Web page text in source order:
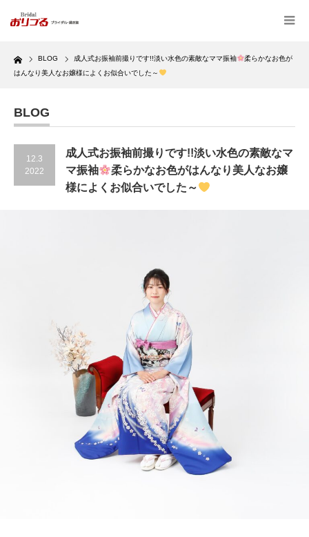
Home BLOG 成人式お振袖前撮りです!!淡い水色の素敵なママ振袖
柔らかなお色が
はんなり美人なお嬢様によくお似合いでした～
BLOG
12.3
2022
成人式お振袖前撮りです!!淡い水色の素敵なマ
マ振袖
柔らかなお色がはんなり美人なお嬢
様によくお似合いでした～